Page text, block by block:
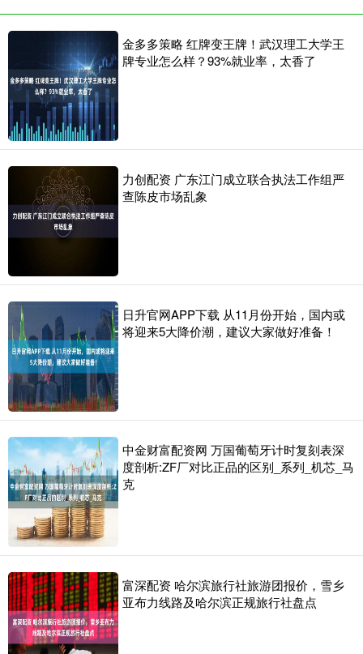
金多多策略 红牌变王牌！武汉理工大学王
牌专业怎么样？93%就业率，太香了
力创配资 广东江门成立联合执法工作组严
查陈皮市场乱象
日升官网APP下载 从11月份开始，国内或
将迎来5大降价潮，建议大家做好准备！
中金财富配资网 万国葡萄牙计时复刻表深
度剖析:ZF厂对比正品的区别_系列_机芯_马
克
富深配资 哈尔滨旅行社旅游团报价，雪乡
亚布力线路及哈尔滨正规旅行社盘点